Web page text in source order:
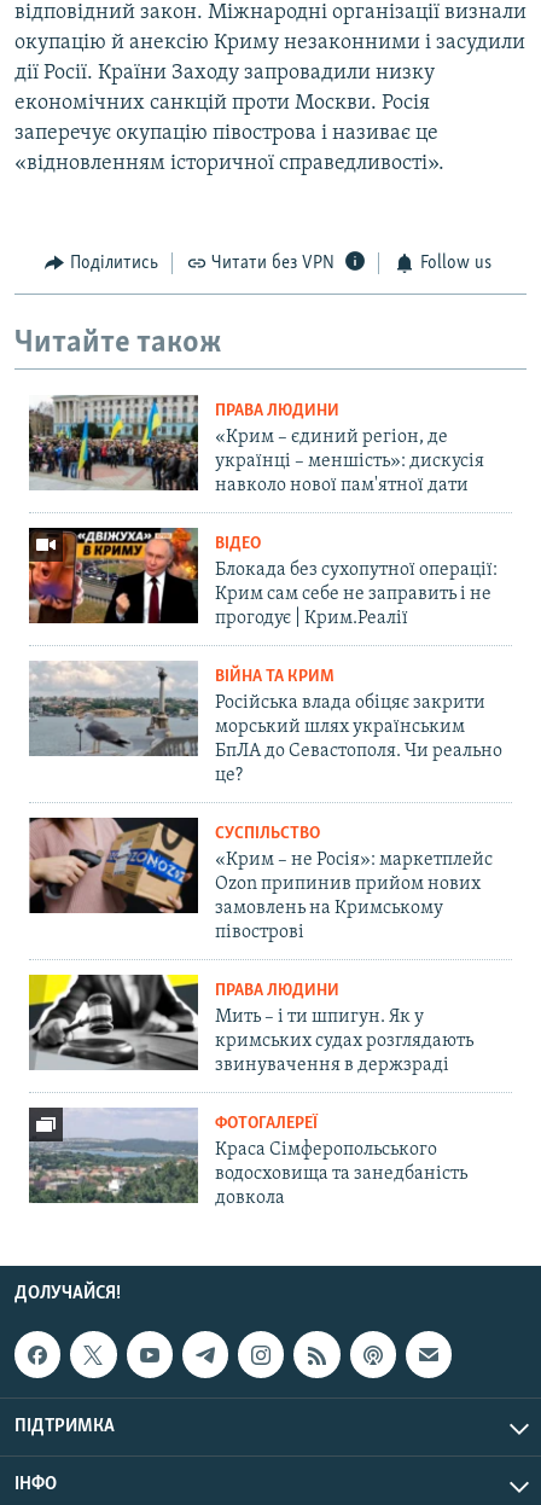
відповідний закон. Міжнародні організації визнали
окупацію й анексію Криму незаконними і засудили
дії Росії. Країни Заходу запровадили низку
економічних санкцій проти Москви. Росія
заперечує окупацію півострова і називає це
«відновленням історичної справедливості».
Поділитись Читати без VPN Follow us
Читайте також
ПРАВА ЛЮДИНИ
«Крим – єдиний регіон, де
українці – меншість»: дискусія
навколо нової пам'ятної дати
ВІДЕО
Блокада без сухопутної операції:
Крим сам себе не заправить і не
прогодує | Крим.Реалії
ВІЙНА ТА КРИМ
Російська влада обіцяє закрити
морський шлях українським
БпЛА до Севастополя. Чи реально
це?
СУСПІЛЬСТВО
«Крим – не Росія»: маркетплейс
Ozon припинив прийом нових
замовлень на Кримському
півострові
ПРАВА ЛЮДИНИ
Мить – і ти шпигун. Як у
кримських судах розглядають
звинувачення в держзраді
ФОТОГАЛЕРЕЇ
Краса Сімферопольського
водосховища та занедбаність
довкола
ДОЛУЧАЙСЯ!
ПІДТРИМКА
ІНФО